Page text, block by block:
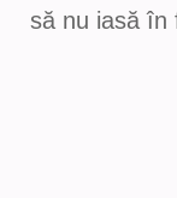
să nu iasă în